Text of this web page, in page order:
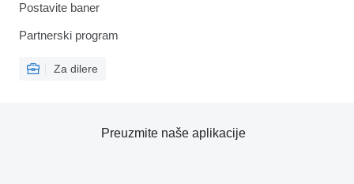
Postavite baner
Partnerski program
Za dilere
Preuzmite naše aplikacije